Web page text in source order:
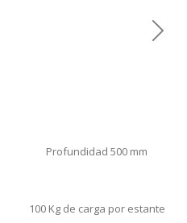
Next
Profundidad 500 mm
100 Kg de carga por estante